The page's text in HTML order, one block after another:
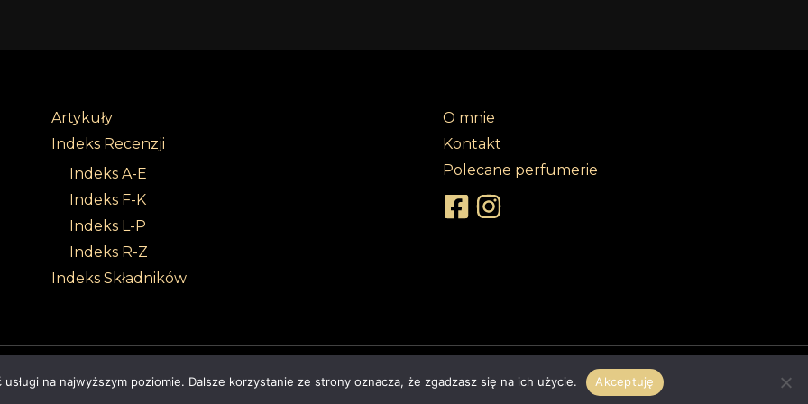
Artykuły
Indeks Recenzji
Indeks A-E
Indeks F-K
Indeks L-P
Indeks R-Z
Indeks Składników
O mnie
Kontakt
Polecane perfumerie
Of Senses |Z dumą wspierane przez 4ec.eu - strony www i sklepy internetowe
na najwyższym poziomie. Dalsze korzystanie ze strony oznacza, że zgadzasz się na ich użycie. Akceptuję